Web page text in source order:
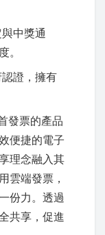
中獎通
。
證，擁有
發票的產品
便捷的電子
理念融入其
雲端發票，
份力。透過
共享，促進